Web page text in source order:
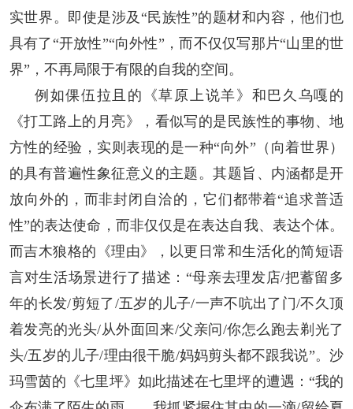
实世界。即使是涉及“民族性”的题材和内容，他们也
具有了“开放性”“向外性”，而不仅仅写那片“山里的世
界”，不再局限于有限的自我的空间。
例如倮伍拉且的《草原上说羊》和巴久乌嘎的
《打工路上的月亮》，看似写的是民族性的事物、地
方性的经验，实则表现的是一种“向外”（向着世界）
的具有普遍性象征意义的主题。其题旨、内涵都是开
放向外的，而非封闭自洽的，它们都带着“追求普适
性”的表达使命，而非仅仅是在表达自我、表达个体。
而吉木狼格的《理由》，以更日常和生活化的简短语
言对生活场景进行了描述：“母亲去理发店/把蓄留多
年的长发/剪短了/五岁的儿子/一声不吭出了门/不久顶
着发亮的光头/从外面回来/父亲问/你怎么跑去剃光了
头/五岁的儿子/理由很干脆/妈妈剪头都不跟我说”。沙
玛雪茵的《七里坪》如此描述在七里坪的遭遇：“我的